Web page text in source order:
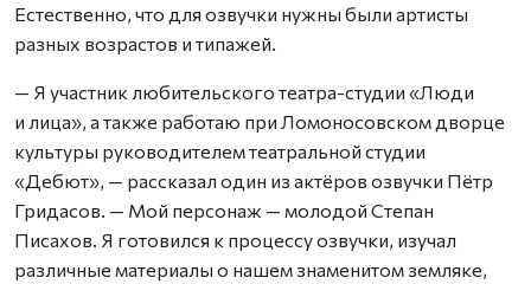
Естественно, что для озвучки нужны были артисты
разных возрастов и типажей.
— Я участник любительского театра-студии «Люди
и лица», а также работаю при Ломоносовском дворце
культуры руководителем театральной студии
«Дебют», — рассказал один из актёров озвучки Пётр
Гридасов. — Мой персонаж — молодой Степан
Писахов. Я готовился к процессу озвучки, изучал
различные материалы о нашем знаменитом земляке,